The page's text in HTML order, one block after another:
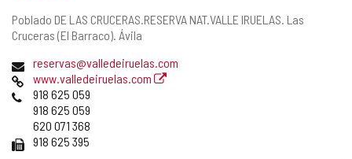
Dirección
postal
Poblado DE LAS CRUCERAS.RESERVA NAT.VALLE IRUELAS. Las
Cruceras (El Barraco). Ávila
Dirección
de
correo
electrónico
reservas@valledeiruelas.com
Página
Web
www.valledeiruelas.com
Teléfonos
918 625 059
918 625 059
620 071 368
Fax 918 625 395